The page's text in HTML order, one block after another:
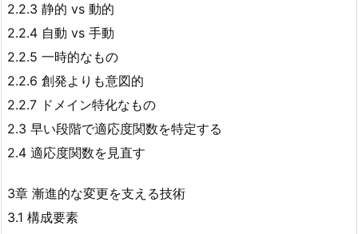
2.2.3 静的 vs 動的
2.2.4 自動 vs 手動
2.2.5 一時的なもの
2.2.6 創発よりも意図的
2.2.7 ドメイン特化なもの
2.3 早い段階で適応度関数を特定する
2.4 適応度関数を見直す
3章 漸進的な変更を支える技術
3.1 構成要素